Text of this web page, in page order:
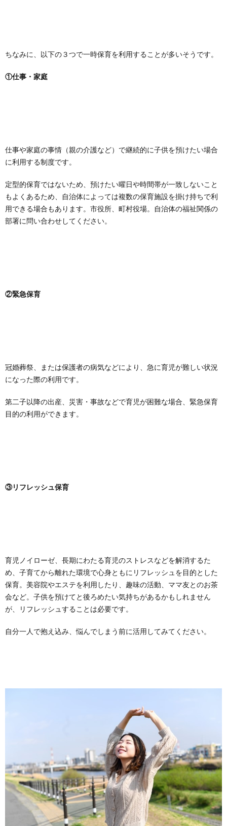
ちなみに、以下の３つで一時保育を利用することが多いそうです。
①仕事・家庭
仕事や家庭の事情（親の介護など）で継続的に子供を預けたい場合
に利用する制度です。
定型的保育ではないため、預けたい曜日や時間帯が一致しないこと
もよくあるため、自治体によっては複数の保育施設を掛け持ちで利
用できる場合もあります。市役所、町村役場。自治体の福祉関係の
部署に問い合わせしてください。
②緊急保育
冠婚葬祭、または保護者の病気などにより、急に育児が難しい状況
になった際の利用です。
第二子以降の出産、災害・事故などで育児が困難な場合、緊急保育
目的の利用ができます。
③リフレッシュ保育
育児ノイローゼ、長期にわたる育児のストレスなどを解消するた
め、子育てから離れた環境で心身ともにリフレッシュを目的とした
保育。美容院やエステを利用したり、趣味の活動、ママ友とのお茶
会など。子供を預けてと後ろめたい気持ちがあるかもしれません
が、リフレッシュすることは必要です。
自分一人で抱え込み、悩んでしまう前に活用してみてください。